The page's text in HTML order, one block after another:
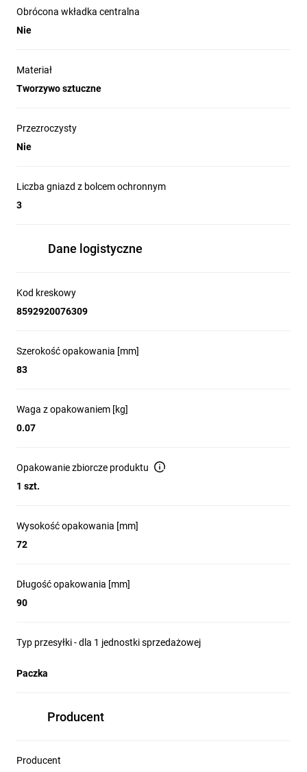
Obrócona wkładka centralna
Nie
Materiał
Tworzywo sztuczne
Przezroczysty
Nie
Liczba gniazd z bolcem ochronnym
3
Dane logistyczne
Kod kreskowy
8592920076309
Szerokość opakowania [mm]
83
Waga z opakowaniem [kg]
0.07
Opakowanie zbiorcze produktu
1 szt.
Wysokość opakowania [mm]
72
Długość opakowania [mm]
90
Typ przesyłki - dla 1 jednostki sprzedażowej
Paczka
Producent
Producent